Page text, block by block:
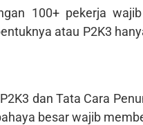
100+ pekerja
atau P2K3
dan Tata Cara
besar wajib